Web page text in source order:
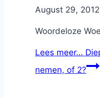
ByNicole
August 29, 2012
Woordeloze
Lees meer…
nemen, of 2?